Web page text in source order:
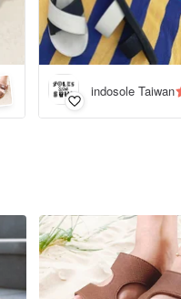
indosole Taiwan